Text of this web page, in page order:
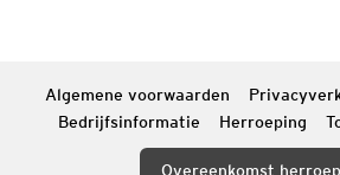
Algemene voorwaarden
Bedrijfsinformatie
Herroeping
Overeenkomst